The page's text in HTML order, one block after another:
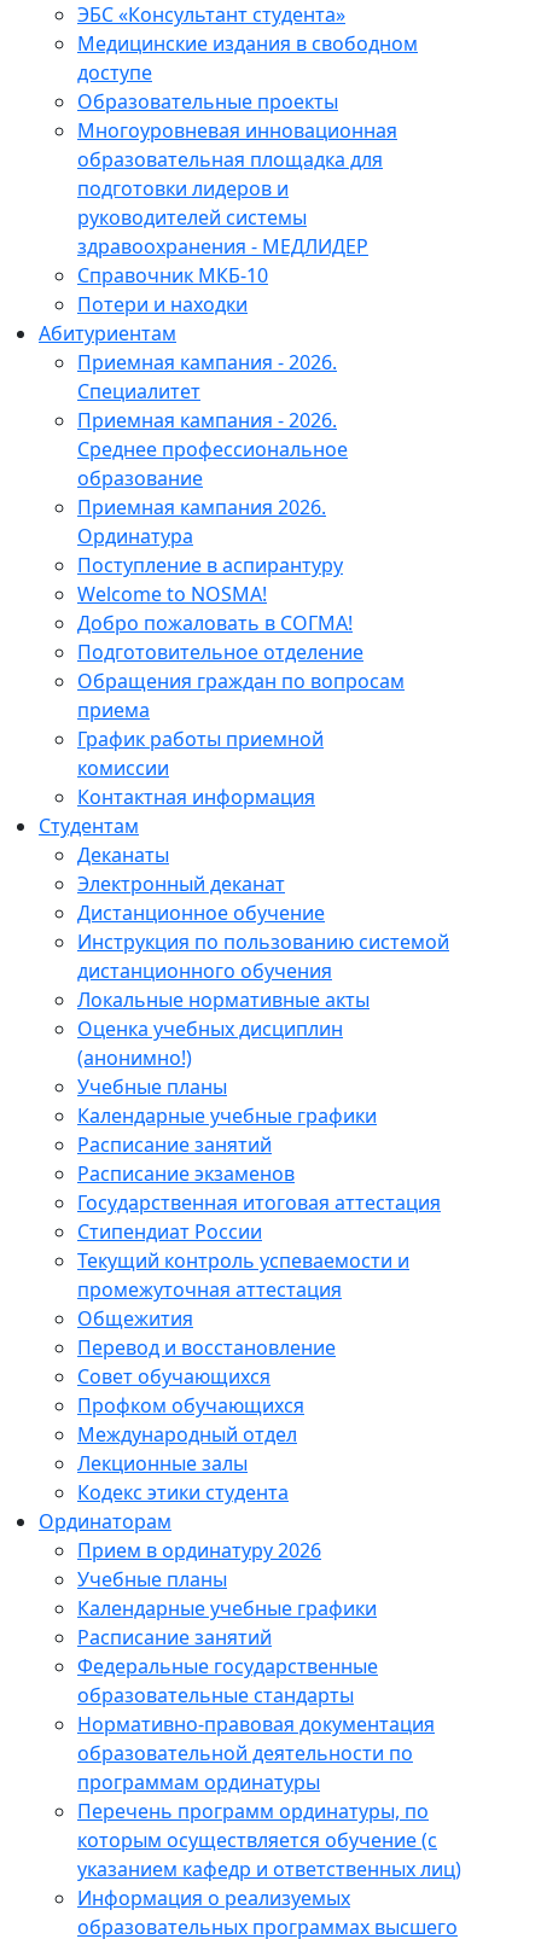
ЭБС «Консультант студента»
Медицинские издания в свободном
доступе
Образовательные проекты
Многоуровневая инновационная
образовательная площадка для
подготовки лидеров и
руководителей системы
здравоохранения - МЕДЛИДЕР
Справочник МКБ-10
Потери и находки
Абитуриентам
Приемная кампания - 2026.
Специалитет
Приемная кампания - 2026.
Среднее профессиональное
образование
Приемная кампания 2026.
Ординатура
Поступление в аспирантуру
Welcome to NOSMA!
Добро пожаловать в СОГМА!
Подготовительное отделение
Обращения граждан по вопросам
приема
График работы приемной
комиссии
Контактная информация
Студентам
Деканаты
Электронный деканат
Дистанционное обучение
Инструкция по пользованию системой
дистанционного обучения
Локальные нормативные акты
Оценка учебных дисциплин
(анонимно!)
Учебные планы
Календарные учебные графики
Расписание занятий
Расписание экзаменов
Государственная итоговая аттестация
Стипендиат России
Текущий контроль успеваемости и
промежуточная аттестация
Общежития
Перевод и восстановление
Совет обучающихся
Профком обучающихся
Международный отдел
Лекционные залы
Кодекс этики студента
Ординаторам
Прием в ординатуру 2026
Учебные планы
Календарные учебные графики
Расписание занятий
Федеральные государственные
образовательные стандарты
Нормативно-правовая документация
образовательной деятельности по
программам ординатуры
Перечень программ ординатуры, по
которым осуществляется обучение (с
указанием кафедр и ответственных лиц)
Информация о реализуемых
образовательных программах высшего